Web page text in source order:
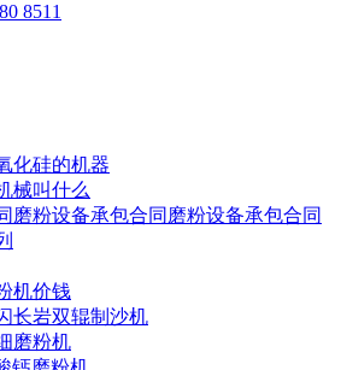
8511
化硅的机器
械叫什么
磨粉设备承包合同磨粉设备承包合同
机价钱
长岩双辊制沙机
磨粉机